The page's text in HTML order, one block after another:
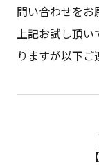
問い合わせをお
上記お試し頂
りますが以下ご